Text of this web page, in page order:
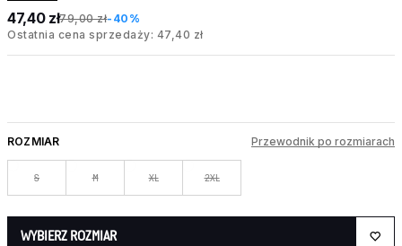
47,40 zł79,00 zł-40%
Ostatnia cena sprzedaży: 47,40 zł
ROZMIAR Przewodnik po rozmiarach
S M XL 2XL
WYBIERZ ROZMIAR